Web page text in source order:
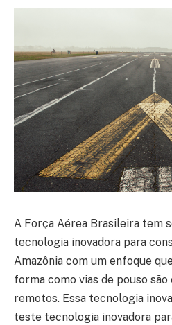
A Força Aérea Brasileira tem
tecnologia inovadora para
Amazônia com um enfoque
forma como vias de pouso
remotos. Essa tecnologia
teste tecnologia inovadora